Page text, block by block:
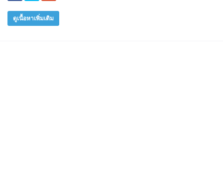
ดูเนื้อหาเพิ่มเติม